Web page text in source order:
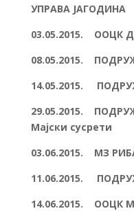
УПРАВА ЈАГОДИНА
03.05.2015. ООЦК
08.05.2015.
14.05.2015.
29.05.2015.
Мајски сусрети
11.06.2015.
14.06.2015. ООЦК